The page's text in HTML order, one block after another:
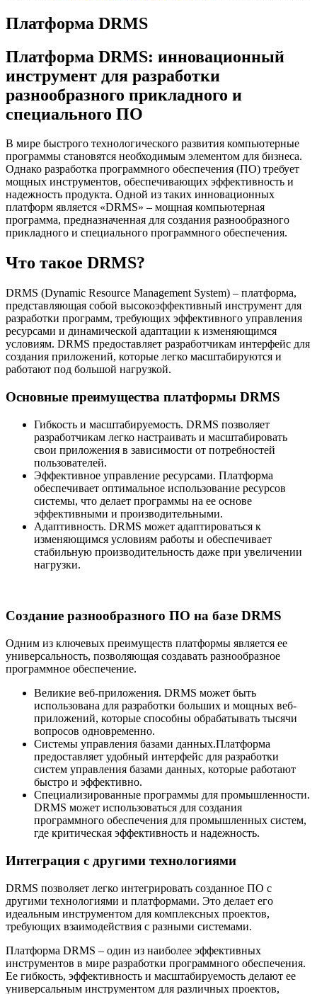
Платформа DRMS
Платформа DRMS: инновационный
инструмент для разработки
разнообразного прикладного и
специального ПО
В мире быстрого технологического развития компьютерные
программы становятся необходимым элементом для бизнеса.
Однако разработка программного обеспечения (ПО) требует
мощных инструментов, обеспечивающих эффективность и
надежность продукта. Одной из таких инновационных
платформ является «DRMS» – мощная компьютерная
программа, предназначенная для создания разнообразного
прикладного и специального программного обеспечения.
Что такое DRMS?
DRMS (Dynamic Resource Management System) – платформа,
представляющая собой высокоэффективный инструмент для
разработки программ, требующих эффективного управления
ресурсами и динамической адаптации к изменяющимся
условиям. DRMS предоставляет разработчикам интерфейс для
создания приложений, которые легко масштабируются и
работают под большой нагрузкой.
Основные преимущества платформы DRMS
Гибкость и масштабируемость. DRMS позволяет
разработчикам легко настраивать и масштабировать
свои приложения в зависимости от потребностей
пользователей.
Эффективное управление ресурсами. Платформа
обеспечивает оптимальное использование ресурсов
системы, что делает программы на ее основе
эффективными и производительными.
Адаптивность. DRMS может адаптироваться к
изменяющимся условиям работы и обеспечивает
стабильную производительность даже при увеличении
нагрузки.
Создание разнообразного ПО на базе DRMS
Одним из ключевых преимуществ платформы является ее
универсальность, позволяющая создавать разнообразное
программное обеспечение.
Великие веб-приложения. DRMS может быть
использована для разработки больших и мощных веб-
приложений, которые способны обрабатывать тысячи
вопросов одновременно.
Системы управления базами данных.Платформа
предоставляет удобный интерфейс для разработки
систем управления базами данных, которые работают
быстро и эффективно.
Специализированные программы для промышленности.
DRMS может использоваться для создания
программного обеспечения для промышленных систем,
где критическая эффективность и надежность.
Интеграция с другими технологиями
DRMS позволяет легко интегрировать созданное ПО с
другими технологиями и платформами. Это делает его
идеальным инструментом для комплексных проектов,
требующих взаимодействия с разными системами.
Платформа DRMS – один из наиболее эффективных
инструментов в мире разработки программного обеспечения.
Ее гибкость, эффективность и масштабируемость делают ее
универсальным инструментом для различных проектов,